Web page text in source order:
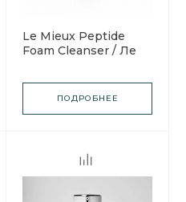
Le Mieux Peptide
Foam Cleanser / Ле
пенка для умывания
ПОДРОБНЕЕ